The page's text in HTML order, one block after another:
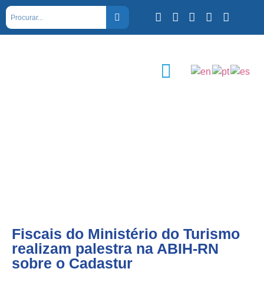
Fiscais do Ministério do Turismo
realizam palestra na ABIH-RN
sobre o Cadastur